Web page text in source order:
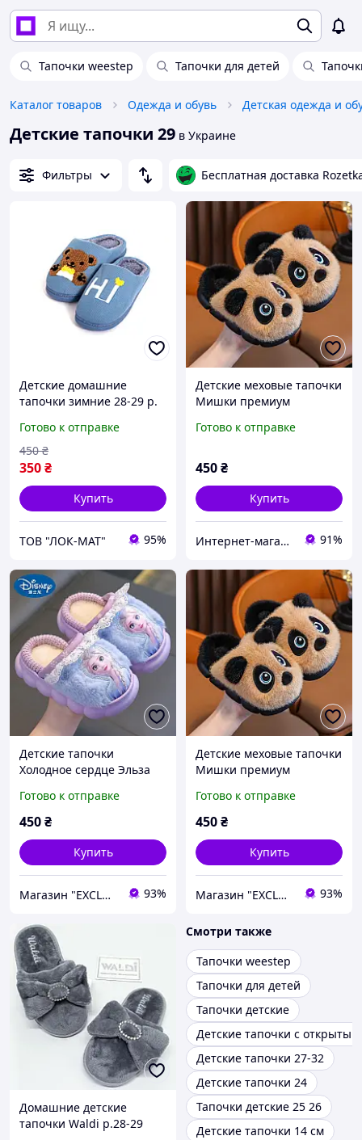
Тапочки weestep Тапочки для детей
Каталог товаров Одежда и обувь Детская одежда и
Детские тапочки 29 в Украине
Фильтры Бесплатная доставка
Детские домашние
тапочки зимние 28-29 р.
Готово к отправке
350₴
450 ₴
Купить
ТОВ "ЛОК-MAT" 95%
Детские меховые тапочки
Мишки премиум
Готово к отправке
450₴
Купить
Интернет-магазин "ЕXCLUSIVE" 91%
Детские тапочки
Холодное сердце Эльза
Готово к отправке
450₴
Купить
Магазин "EXCLUSIVE" - Оригинальные Подарки Для Всех 93%
Детские меховые тапочки
Мишки премиум
Готово к отправке
450₴
Купить
Магазин "EXCLUSIVE" - Оригинальные Подарки Для Всех 93%
Домашние детские
тапочки Waldi р.28-29
Смотри также
Тапочки weestep
Тапочки для детей
Тапочки детские
Детские тапочки с
Детские тапочки 27-32
Детские тапочки 24
Тапочки детские 25 26
Детские тапочки 14 см